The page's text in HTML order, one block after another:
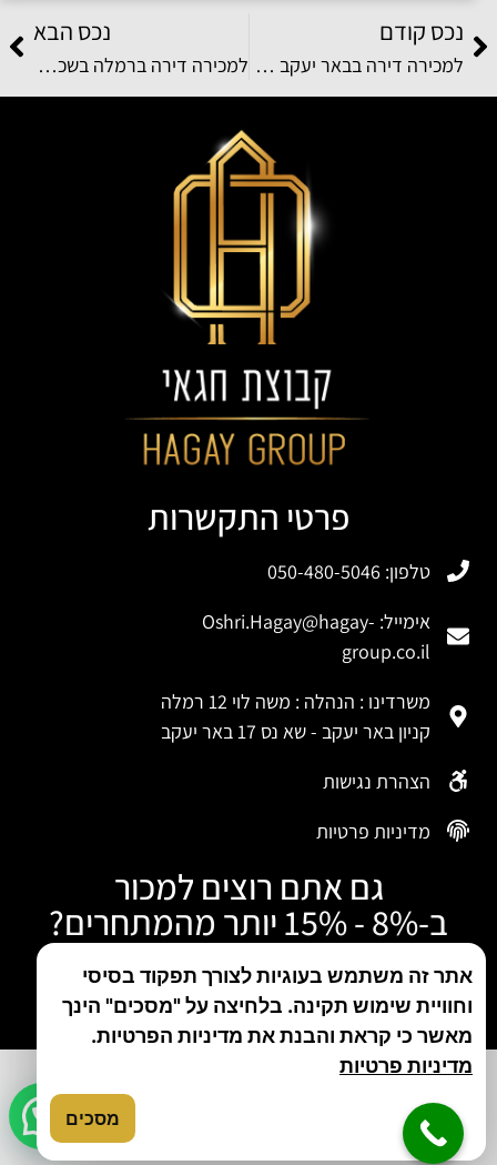
נכס קודם
למכירה דירה בבאר יעקב בשכונת אקליפטוס ברחוב עמק
נכס הבא
למכירה דירה ברמלה בשכונת ויצמן ברחוב ויצמן
פרטי התקשרות
טלפון: 050-480-5046
אימייל:Oshri.Hagay@hagay-
group.co.il
משרדינו : הנהלה : משה לוי 12 רמלה
קניון באר יעקב - שא נס 17 באר יעקב
הצהרת נגישות
מדיניות פרטיות
גם אתם רוצים למכור
ב-8% - 15% יותר מהמתחרים?
התקשרו עכשיו
טלפון: 050-480-5046
אתר זה משתמש בעוגיות לצורך תפקוד בסיסי
וחוויית שימוש תקינה. בלחיצה על "מסכים" הינך
מאשר כי קראת והבנת את מדיניות הפרטיות.
מדיניות פרטיות
מסכים